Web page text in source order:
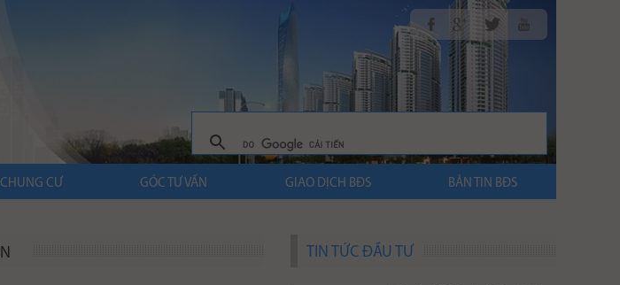
CHUNG CƯ GÓC TƯ VẤN GIAO DỊCH BĐS BẢN TIN BĐS
TIN TỨC ĐẦU TƯ